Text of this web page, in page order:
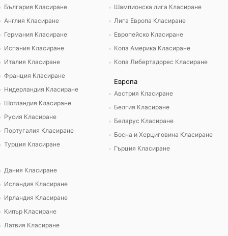
България Класиране
Англия Класиране
Германия Класиране
Испания Класиране
Италия Класиране
Франция Класиране
Нидерландия Класиране
Шотландия Класиране
Русия Класиране
Португалия Класиране
Турция Класиране
Шампионска лига Класиране
Лига Европа Класиране
Европейско Класиране
Копа Америка Класиране
Копа Либертадорес Класиране
Европа
Австрия Класиране
Белгия Класиране
Беларус Класиране
Босна и Херциговина Класиране
Гърция Класиране
Дания Класиране
Исландия Класиране
Ирландия Класиране
Кипър Класиране
Латвия Класиране